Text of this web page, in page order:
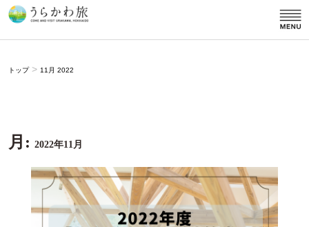
トップ> 11月 2022
月: 2022年11月